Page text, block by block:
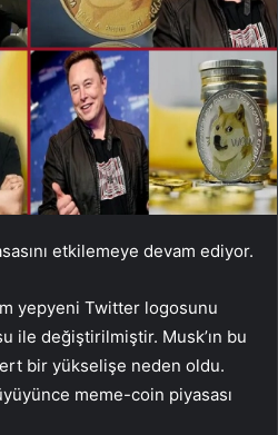
etkilemeye devam ediyor.
yepyeni Twitter logosunu
ile değiştirilmiştir. Musk’ın bu
bir yükselişe neden oldu.
meme-coin piyasası